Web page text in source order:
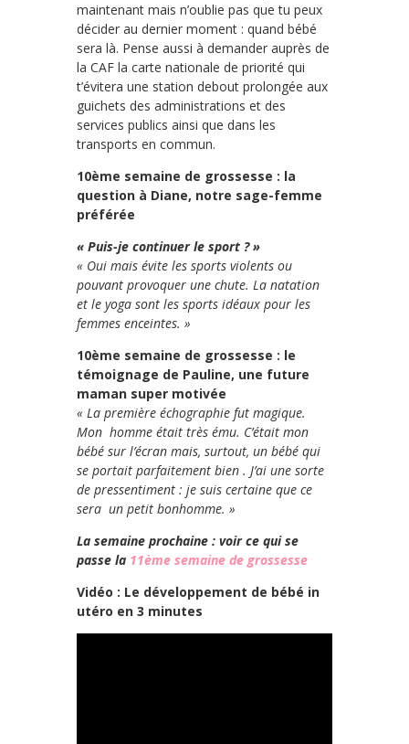
maintenant mais n’oublie pas que tu peux
décider au dernier moment : quand bébé
sera là. Pense aussi à demander auprès de
la CAF la carte nationale de priorité qui
t’évitera une station debout prolongée aux
guichets des administrations et des
services publics ainsi que dans les
transports en commun.
10ème semaine de grossesse : la
question à Diane, notre sage-femme
préférée
« Puis-je continuer le sport ? »
« Oui mais évite les sports violents ou
pouvant provoquer une chute. La natation
et le yoga sont les sports idéaux pour les
femmes enceintes. »
10ème semaine de grossesse : le
témoignage de Pauline, une future
maman super motivée
« La première échographie fut magique.
Mon homme était très ému. C’était mon
bébé sur l’écran mais, surtout, un bébé qui
se portait parfaitement bien . J’ai une sorte
de pressentiment : je suis certaine que ce
sera un petit bonhomme. »
La semaine prochaine : voir ce qui se
passe la 11ème semaine de grossesse
Vidéo : Le développement de bébé in
utéro en 3 minutes